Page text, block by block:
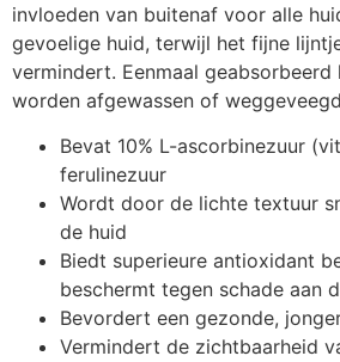
invloeden van buitenaf voor alle
gevoelige huid, terwijl het fijne
vermindert. Eenmaal
worden afgewassen of
Bevat 10% L-ascorbinezuur
ferulinezuur
Wordt door de lichte textuur
de huid
Biedt superieure antioxidant
beschermt tegen schade aan
Bevordert een gezonde,
Vermindert de zichtbaarheid